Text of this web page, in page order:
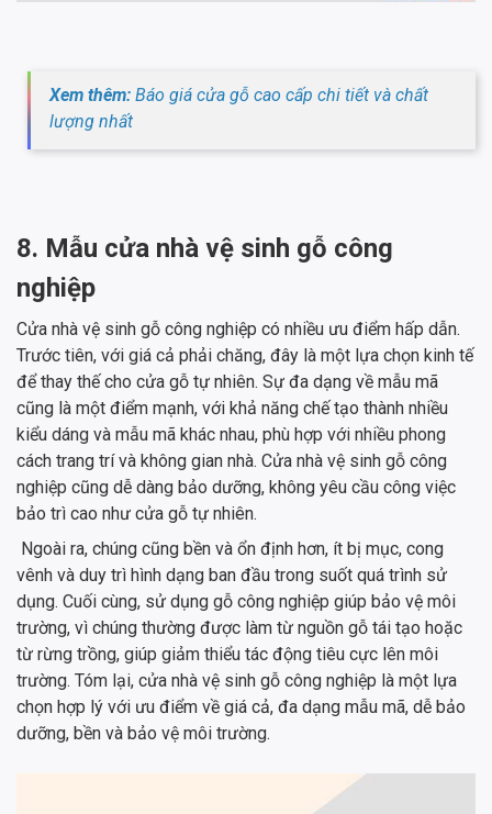
Xem thêm: Báo giá cửa gỗ cao cấp chi tiết và chất
lượng nhất
8. Mẫu cửa nhà vệ sinh gỗ công
nghiệp
Cửa nhà vệ sinh gỗ công nghiệp có nhiều ưu điểm hấp dẫn.
Trước tiên, với giá cả phải chăng, đây là một lựa chọn kinh tế
để thay thế cho cửa gỗ tự nhiên. Sự đa dạng về mẫu mã
cũng là một điểm mạnh, với khả năng chế tạo thành nhiều
kiểu dáng và mẫu mã khác nhau, phù hợp với nhiều phong
cách trang trí và không gian nhà. Cửa nhà vệ sinh gỗ công
nghiệp cũng dễ dàng bảo dưỡng, không yêu cầu công việc
bảo trì cao như cửa gỗ tự nhiên.
Ngoài ra, chúng cũng bền và ổn định hơn, ít bị mục, cong
vênh và duy trì hình dạng ban đầu trong suốt quá trình sử
dụng. Cuối cùng, sử dụng gỗ công nghiệp giúp bảo vệ môi
trường, vì chúng thường được làm từ nguồn gỗ tái tạo hoặc
từ rừng trồng, giúp giảm thiểu tác động tiêu cực lên môi
trường. Tóm lại, cửa nhà vệ sinh gỗ công nghiệp là một lựa
chọn hợp lý với ưu điểm về giá cả, đa dạng mẫu mã, dễ bảo
dưỡng, bền và bảo vệ môi trường.